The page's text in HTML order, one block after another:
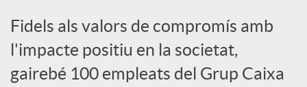
d
o
Fidels als valors de compromís amb
l'impacte positiu en la societat,
gairebé 100 empleats del Grup Caixa